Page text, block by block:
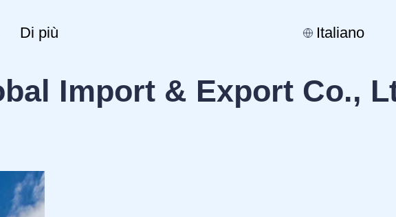
Di più Italiano
Import & Export Co.,